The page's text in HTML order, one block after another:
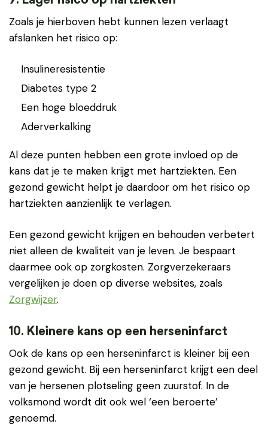
Zoals je hierboven hebt kunnen lezen verlaagt
afslanken het risico op:
Insulineresistentie
Diabetes type 2
Een hoge bloeddruk
Aderverkalking
Al deze punten hebben een grote invloed op de
kans dat je te maken krijgt met hartziekten. Een
gezond gewicht helpt je daardoor om het risico op
hartziekten aanzienlijk te verlagen.
Een gezond gewicht krijgen en behouden verbetert
niet alleen de kwaliteit van je leven. Je bespaart
daarmee ook op zorgkosten. Zorgverzekeraars
vergelijken je doen op diverse websites, zoals
Zorgwijzer.
10. Kleinere kans op een herseninfarct
Ook de kans op een herseninfarct is kleiner bij een
gezond gewicht. Bij een herseninfarct krijgt een deel
van je hersenen plotseling geen zuurstof. In de
volksmond wordt dit ook wel ‘een beroerte’
genoemd.